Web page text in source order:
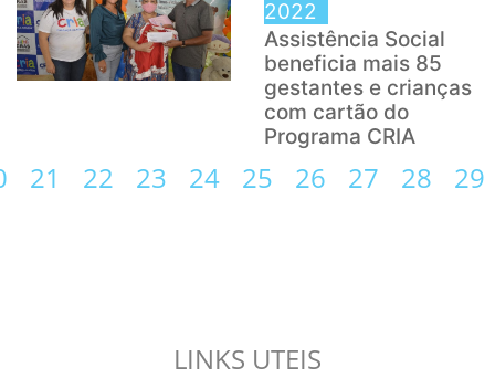
2022
Assistência Social
beneficia mais 85
gestantes e crianças
com cartão do
Programa CRIA
21 22 23 24 25 26 27 28 29
LINKS UTEIS